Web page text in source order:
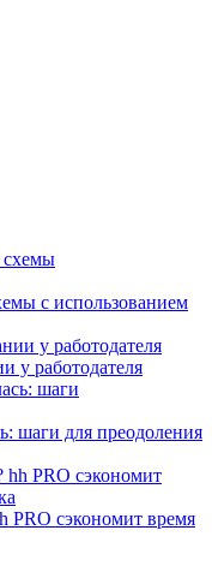
с использованием
у работодателя
шаги для преодоления
PRO сэкономит время